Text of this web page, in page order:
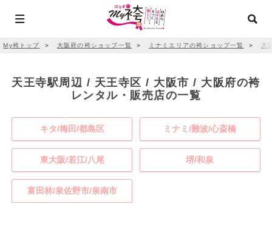
My袴トップ ＞ 大阪府の袴ショップ一覧 ＞ ミナミエリアの袴ショップ一覧 ＞ 大
天王寺駅周辺 / 天王寺区 / 大阪市 / 大阪府の袴
レンタル・販売店の一覧
キタ/梅田/都島区 ミナミ/難波/心斎橋
東大阪/若江/八尾 堺/和泉
富田林/泉佐野市/泉南市